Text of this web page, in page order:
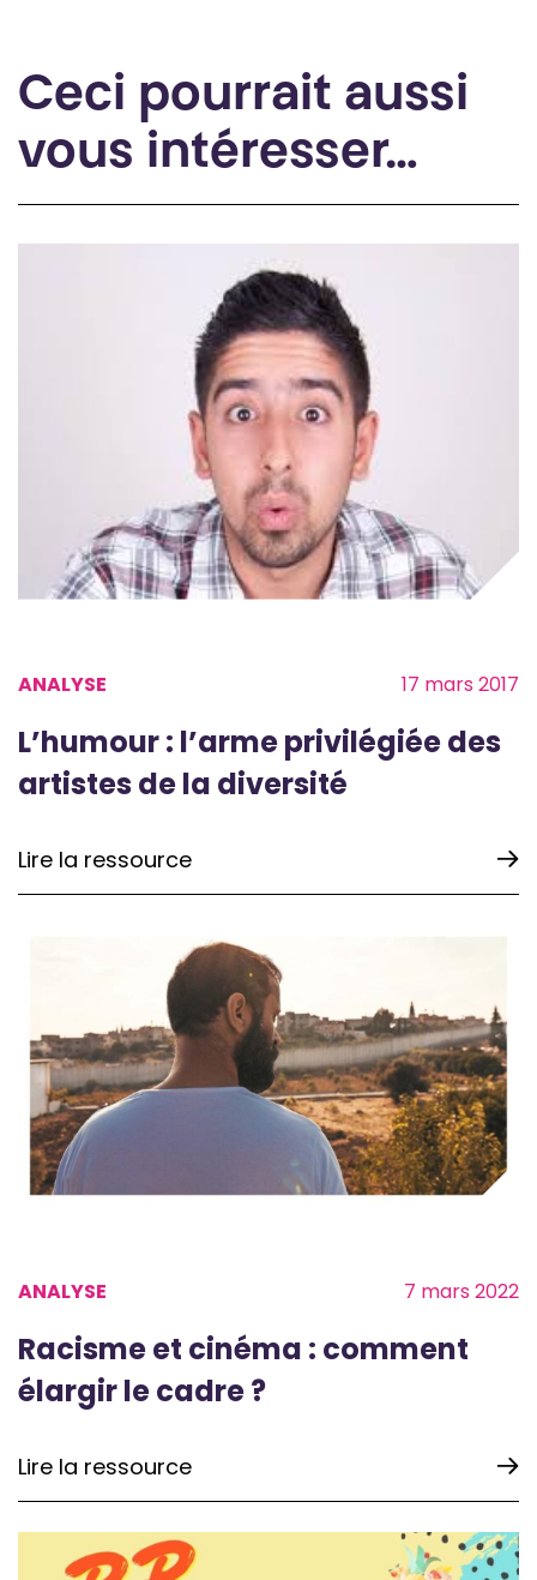
Ceci pourrait aussi
vous intéresser…
ANALYSE 17 mars 2017
L’humour : l’arme privilégiée des
artistes de la diversité
Lire la ressource
ANALYSE 7 mars 2022
Racisme et cinéma : comment
élargir le cadre ?
Lire la ressource